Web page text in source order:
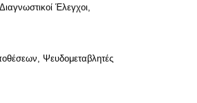
Έλεγχοι,
Ψευδομεταβλητές